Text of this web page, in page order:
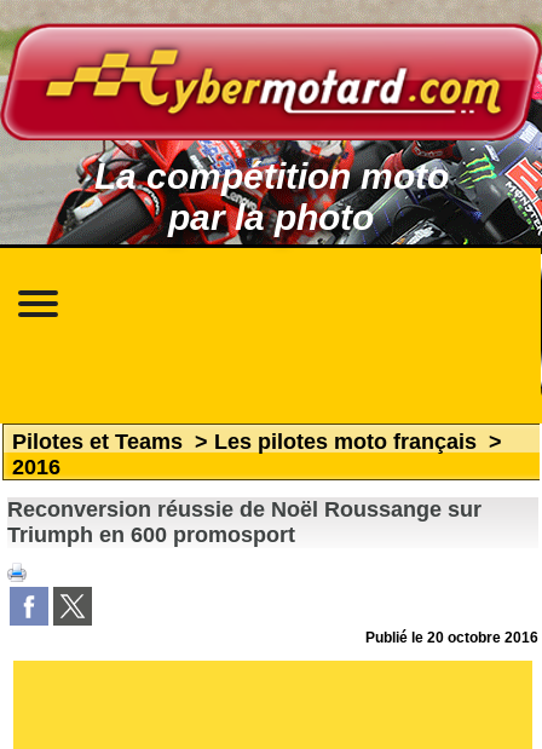
La compétition moto
par la photo
Pilotes et Teams > Les pilotes moto français >
2016
Reconversion réussie de Noël Roussange sur
Triumph en 600 promosport
Publié le20 octobre 2016